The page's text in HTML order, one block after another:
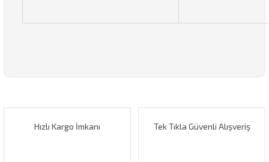
Görüş ve önerileriniz için teşekkür ederiz.
Hızlı Kargo İmkanı Tek Tıkla Güvenli Alışveriş